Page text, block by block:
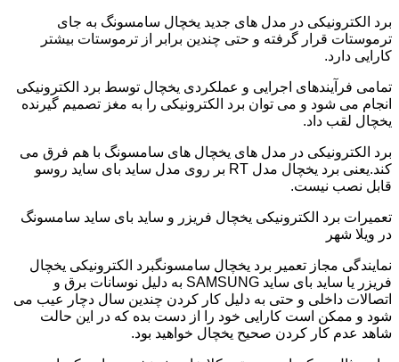
برد الکترونیکی در مدل های جدید یخچال سامسونگ به جای
ترموستات قرار گرفته و حتی چندین برابر از ترموستات بیشتر
کارایی دارد.
تمامی فرآیندهای اجرایی و عملکردی یخچال توسط برد الکترونیکی
انجام می شود و می توان برد الکترونیکی را به مغز تصمیم گیرنده
یخچال لقب داد.
برد الکترونیکی در مدل های یخچال های سامسونگ با هم فرق می
کند.یعنی برد یخچال مدل RT بر روی مدل ساید بای ساید روسو
قابل نصب نیست.
تعمیرات برد الکترونیکی یخچال فریزر و ساید بای ساید سامسونگ
در ویلا شهر
نمایندگی مجاز تعمیر برد یخچال سامسونگبرد الکترونیکی یخچال
فریزر یا ساید بای ساید SAMSUNG به دلیل نوسانات برق و
اتصالات داخلی و حتی به دلیل کار کردن چندین سال دچار عیب می
شود و ممکن است کارایی خود را از دست بده که در این حالت
شاهد عدم کار کردن صحیح یخچال خواهید بود.